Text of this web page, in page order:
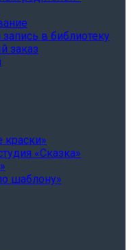
в библиотеку
заказ
краски»
«Сказка»
шаблону»